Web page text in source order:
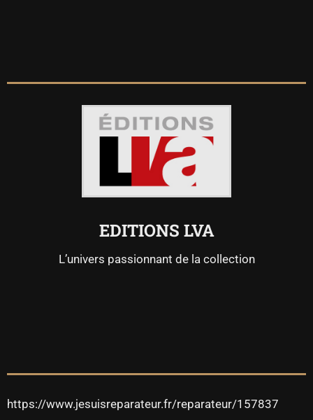
EDITIONS LVA
L’univers passionnant de la collection
https://www.jesuisreparateur.fr/reparateur/157837